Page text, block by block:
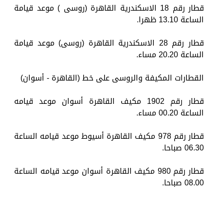
قطار رقم 18 الاسكندرية القاهرة (روسى ) موعد قيامة
الساعة 13.10 ظهرا.
قطار رقم 28 الاسكندرية القاهرة (روسى) موعد قيامة
الساعة 20.20 مساء.
القطارات المكيفة والروسى على خط (القاهرة - أسوان)
قطار رقم 1902 مكيف القاهرة أسوان موعد قيامه
الساعة 00.20 مساء.
قطار رقم 978 مكيف القاهرة أسيوط موعد قيامه الساعة
06.30 صباحا.
قطار رقم 980 مكيف القاهرة أسوان موعد قيامه الساعة
08.00 صباحا.